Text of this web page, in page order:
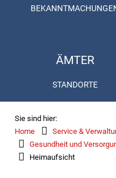
ÄMTER
STANDORTE
Sie sind hier:
Home
Service &
Gesundheit und
Heimaufsicht